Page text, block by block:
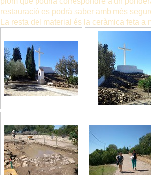
restauració es podrà saber amb més
La resta del material és la ceràmica feta